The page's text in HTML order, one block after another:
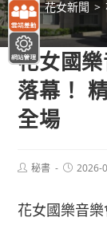
> 花女新聞 >
花女國
落幕！
全場
Post秘書
Post2026-
花女國樂音